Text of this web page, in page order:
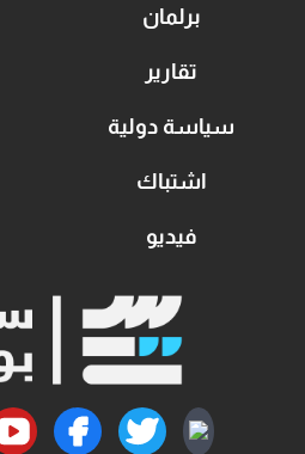
برلمان
تقارير
سياسة دولية
اشتباك
فيديو